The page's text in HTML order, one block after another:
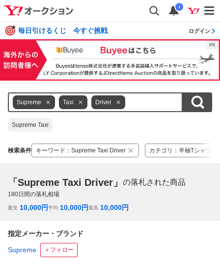
i
毎日引けるくじ 今すぐ挑戦 ログイン
Supreme Taxi Driver
Supreme Taxi
検索条件 キーワード ： Supreme Taxi Driver カテゴリ ： 半袖Tシャツ
「Supreme Taxi Driver」 の落札された商品
180日間の落札相場
最安 10,000円平均 10,000円最高 10,000円
指定メーカー・ブランド
Supreme ＋フォロー